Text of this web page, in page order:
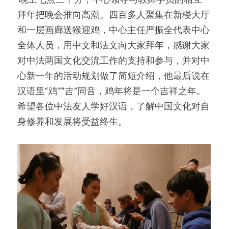
拜年把晚会推向高潮。四百多人聚集在新楼大厅
和一层画廊送猴迎鸡，中心主任严振全代表中心
全体人员，用中文和法文向大家拜年，感谢大家
对中法两国文化交流工作的支持和参与，并对中
心新一年的活动规划做了简短介绍，他最后说在
汉语里“鸡”“吉”同音，鸡年将是一个吉祥之年。
希望各位中法友人学好汉语，了解中国文化对自
身修养和发展将受益终生。